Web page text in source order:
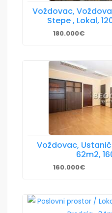
Voždovac,
Stepe , Lokal,
180.000€
Voždovac,
62m2,
160.000€